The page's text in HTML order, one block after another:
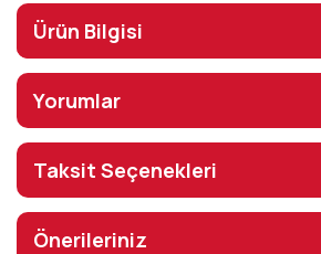
Ürün Bilgisi
Yorumlar
Taksit Seçenekleri
Önerileriniz